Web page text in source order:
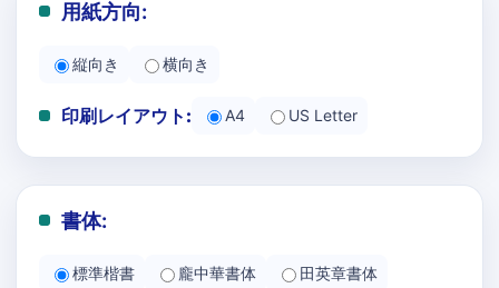
用紙方向:
縦向き 横向き
印刷レイアウト: A4 US Letter
書体:
標準楷書 龐中華書体 田英章書体